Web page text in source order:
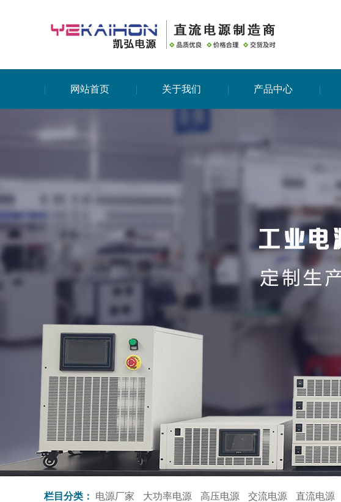
网站首页 关于我们 产品中心
栏目分类： 电源厂家 大功率电源 高压电源 交流电源 直流电源